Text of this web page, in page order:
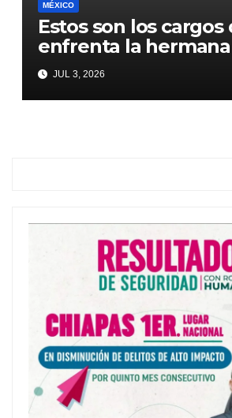
MÉXICO
Estos son los cargos
enfrenta la
Emilio Lozoya
JUL 3, 2026